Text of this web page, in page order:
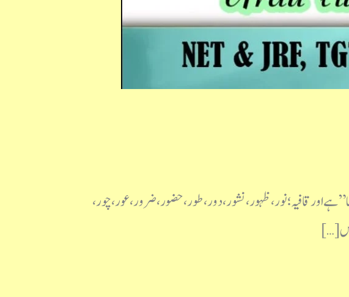
قافیہ؛ نور، ظہور، نشور، دور، طور، حضور، ضرور، عور، چور،
[…]